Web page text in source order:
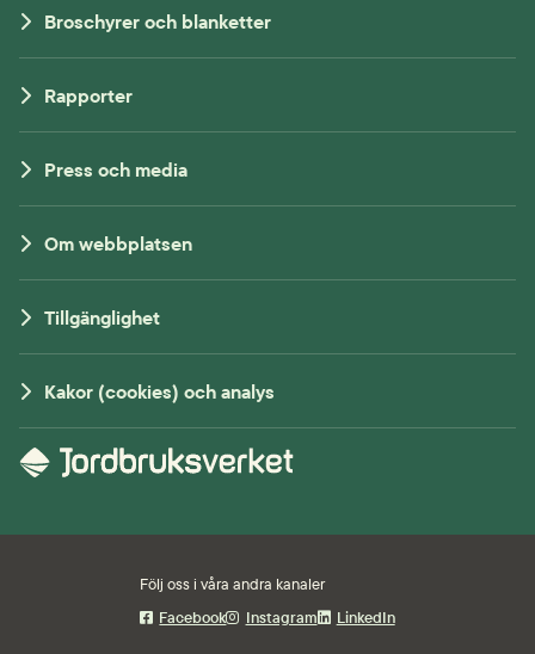
Broschyrer och blanketter
Rapporter
Press och media
Om webbplatsen
Tillgänglighet
Kakor (cookies) och analys
Följ oss i våra andra kanaler
Facebook
Instagram LinkedIn